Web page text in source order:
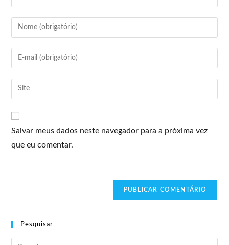
Salvar meus dados neste navegador para a próxima vez
que eu comentar.
Pesquisar